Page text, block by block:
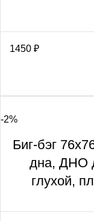
1450 ₽
-2%
Биг-бэг
дна, ДНО
глухой,